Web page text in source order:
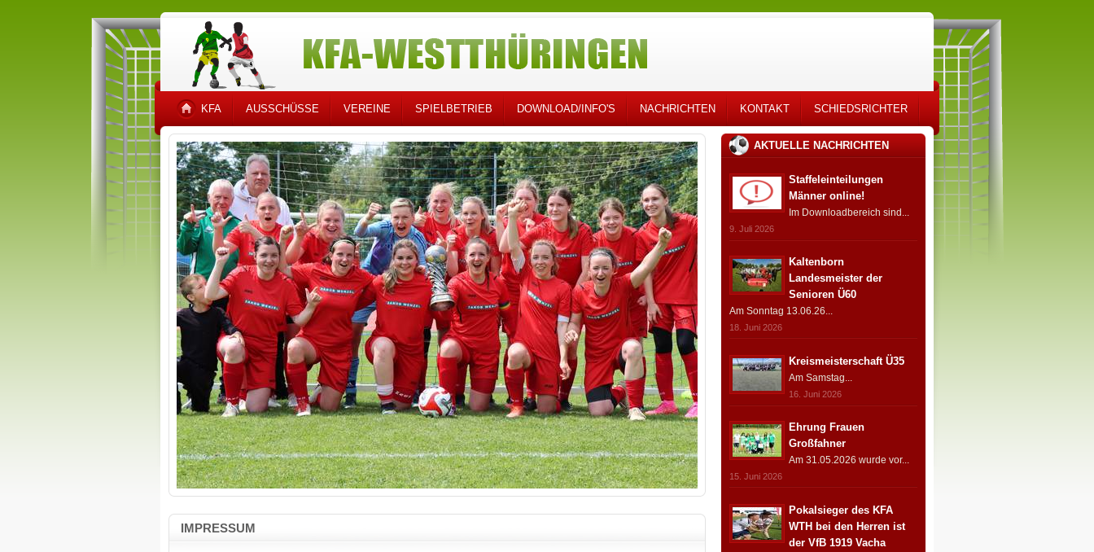
KFA AUSSCHÜSSE VEREINE SPIELBETRIEB DOWNLOAD/INFO'S NACHRICHTEN KONTAKT SCHIEDSRICHTER
IMPRESSUM
AKTUELLE NACHRICHTEN
Staffeleinteilungen
Männer online!
Im Downloadbereich sind...
9. Juli 2026
Kaltenborn
Landesmeister der
Senioren Ü60
Am Sonntag 13.06.26...
18. Juni 2026
Kreismeisterschaft Ü35
Am Samstag...
16. Juni 2026
Ehrung Frauen
Großfahner
Am 31.05.2026 wurde vor...
15. Juni 2026
Pokalsieger des KFA
WTH bei den Herren ist
der VfB 1919 Vacha